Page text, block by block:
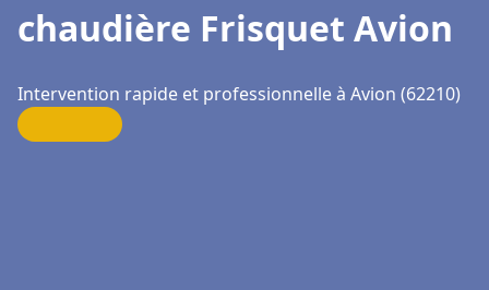
chaudière Frisquet Avion
Intervention rapide et professionnelle à Avion (62210)